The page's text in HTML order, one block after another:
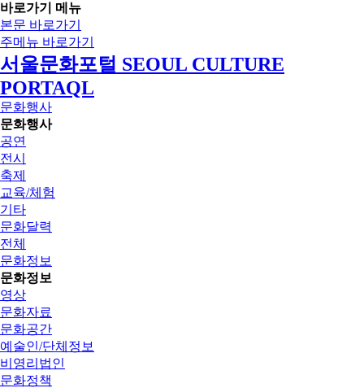
바로가기 메뉴
본문 바로가기
주메뉴 바로가기
서울문화포털 SEOUL CULTURE
PORTAQL
문화행사
문화행사
공연
전시
축제
교육/체험
기타
문화달력
전체
문화정보
문화정보
영상
문화자료
문화공간
예술인/단체정보
비영리법인
문화정책